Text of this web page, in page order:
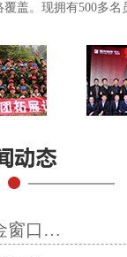
盖。现拥有500多
窗口…